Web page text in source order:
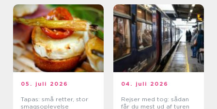
05. juli 2026
Tapas: små retter, stor
smagsoplevelse
04. juli 2026
Rejser med tog: sådan
får du mest ud af turen